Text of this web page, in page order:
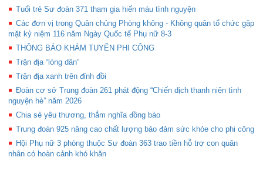
Tuổi trẻ Sư đoàn 371 tham gia hiến máu tình nguyện
Các đơn vị trong Quân chủng Phòng không - Không quân tổ chức gặp
mặt kỷ niệm 116 năm Ngày Quốc tế Phụ nữ 8-3
THÔNG BÁO KHÁM TUYỂN PHI CÔNG
Trận địa “lòng dân”
Trận địa xanh trên đỉnh đồi
Đoàn cơ sở Trung đoàn 261 phát động “Chiến dịch thanh niên tình
nguyện hè” năm 2026
Chia sẻ yêu thương, thắm nghĩa đồng bào
Trung đoàn 925 nâng cao chất lượng bảo đảm sức khỏe cho phi công
Hội Phụ nữ 3 phòng thuộc Sư đoàn 363 trao tiền hỗ trợ con quân
nhân có hoàn cảnh khó khăn